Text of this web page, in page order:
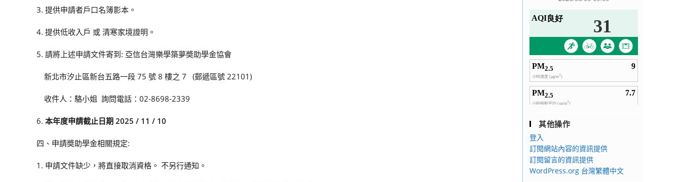
3. 提供申請者戶口名簿影本。
4. 提供低收入戶 或 清寒家境證明。
5. 請將上述申請文件寄到: 亞信台灣樂學築夢奬助學金協會
新北市汐止區新台五路一段 75 號 8 樓之 7 (郵遞區號 22101)
收件人：駱小姐 詢問電話：02-8698-2339
6. 本年度申請截止日期 2025 / 11 / 10
四、申請奬助學金相關規定:
1. 申請文件缺少，將直接取消資格。 不另行通知。
其他操作
登入
訂閱網站內容的資訊提供
訂閱留言的資訊提供
WordPress.org 台灣繁體中文